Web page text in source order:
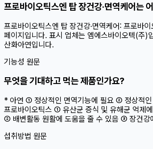
프로바이오틱스엔 탑 장건강·면역케어는
프로바이오틱스엔 탑 장건강·면역케어: 프로바
페이지입니다. 표시 업체는 엠에스바이오텍(주)
산화아연입니다.
기능성 원문
무엇을 기대하고 먹는 제품인가요?
* 아연 ① 정상적인 면역기능에 필요 ② 정상적
프로바이오틱스 ① 유산균 증식 및 유해균 억제
② 배변활동 원활에 도움을 줄 수 있음 ③ 장건강
섭취방법 원문